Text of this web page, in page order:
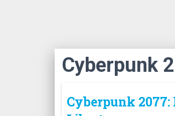
Cyberpunk
Cyberpunk